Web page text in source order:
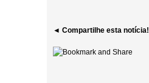
◄ Compartilhe esta notícia!